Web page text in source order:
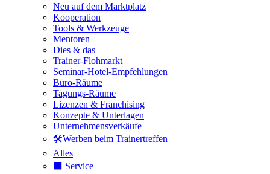
Neu auf dem Marktplatz
Kooperation
Tools & Werkzeuge
Mentoren
Dies & das
Trainer-Flohmarkt
Seminar-Hotel-Empfehlungen
Büro-Räume
Tagungs-Räume
Lizenzen & Franchising
Konzepte & Unterlagen
Unternehmensverkäufe
🛠️Werben beim Trainertreffen
Alles
⬛️ Service